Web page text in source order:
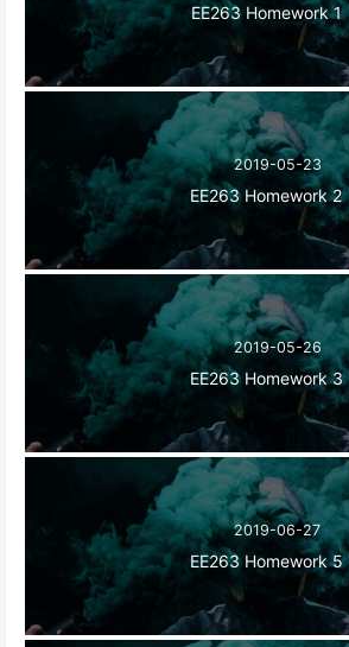
EE263 Homework 1
2019-05-23
EE263 Homework 2
2019-05-26
EE263 Homework 3
2019-06-27
EE263 Homework 5